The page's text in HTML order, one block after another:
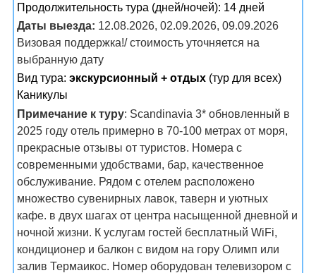
Продолжительность тура (дней/ночей): 14 дней
Даты выезда: 12.08.2026, 02.09.2026, 09.09.2026
Визовая поддержка!/ стоимость уточняется на
выбранную дату
Вид тура: экскурсионный + отдых (тур для всех)
Каникулы
Примечание к туру: Scandinavia 3* обновленный в
2025 году отель примерно в 70-100 метрах от моря,
прекрасные отзывы от туристов. Номера с
современными удобствами, бар, качественное
обслуживание. Рядом с отелем расположено
множество сувенирных лавок, таверн и уютных
кафе. в двух шагах от центра насыщенной дневной и
ночной жизни. К услугам гостей бесплатный WiFi,
кондиционер и балкон с видом на гору Олимп или
залив Термаикос. Номер оборудован телевизором с